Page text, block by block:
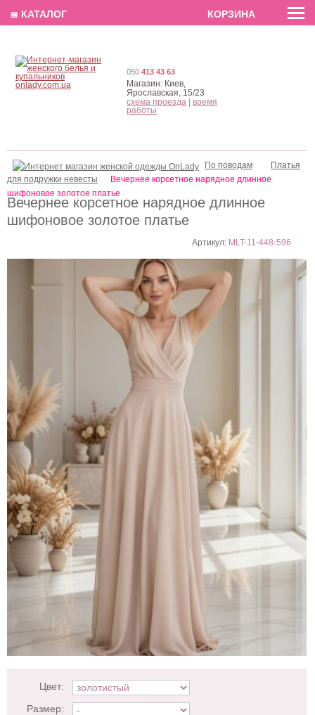
EN РУС
Вечернее корсетное нарядное длинное
шифоновое золотое платье
Артикул: MLT-11-448-596
Цвет:
Размер:
По поводам
Платья
для подружки невесты
Вечернее корсетное нарядное длинное
шифоновое золотое платье
050 413 43 63
Магазин: Киев,
Ярославская, 15/23
схема проезда
время
работы
≣ КАТАЛОГ КОРЗИНА